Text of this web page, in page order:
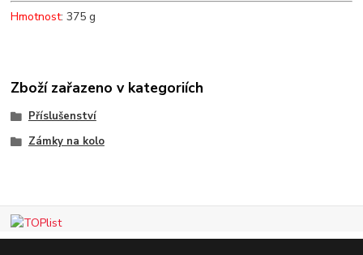
Hmotnost: 375 g
Zboží zařazeno v kategoriích
Příslušenství
Zámky na kolo